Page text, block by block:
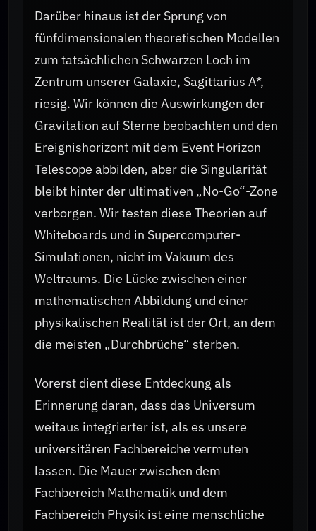
Darüber hinaus ist der Sprung von
fünfdimensionalen theoretischen Modellen
zum tatsächlichen Schwarzen Loch im
Zentrum unserer Galaxie, Sagittarius A*,
riesig. Wir können die Auswirkungen der
Gravitation auf Sterne beobachten und den
Ereignishorizont mit dem Event Horizon
Telescope abbilden, aber die Singularität
bleibt hinter der ultimativen „No-Go“-Zone
verborgen. Wir testen diese Theorien auf
Whiteboards und in Supercomputer-
Simulationen, nicht im Vakuum des
Weltraums. Die Lücke zwischen einer
mathematischen Abbildung und einer
physikalischen Realität ist der Ort, an dem
die meisten „Durchbrüche“ sterben.
Vorerst dient diese Entdeckung als
Erinnerung daran, dass das Universum
weitaus integrierter ist, als es unsere
universitären Fachbereiche vermuten
lassen. Die Mauer zwischen dem
Fachbereich Mathematik und dem
Fachbereich Physik ist eine menschliche